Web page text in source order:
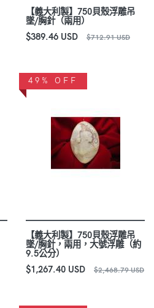
【義大利製】750貝殼浮雕吊
墜/胸針（兩用）
$389.46 USD
$712.91 USD
49% OFF
【義大利製】750貝殼浮雕吊
墜/胸針，兩用，大號浮雕（約
9.5公分）
$1,267.40 USD
$2,468.79 USD